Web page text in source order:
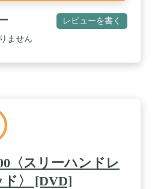
レビューを書く
ません
〈スリーハンドレ
ド〉 [DVD]